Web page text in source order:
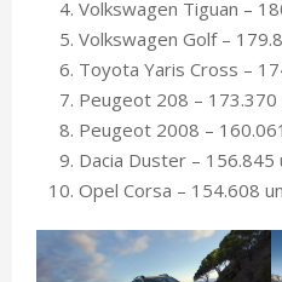
Volkswagen Tiguan –
Volkswagen Golf –
Toyota Yaris Cross –
Peugeot 208 – 173.370
Peugeot 2008 –
Dacia Duster – 156.845
Opel Corsa – 154.608